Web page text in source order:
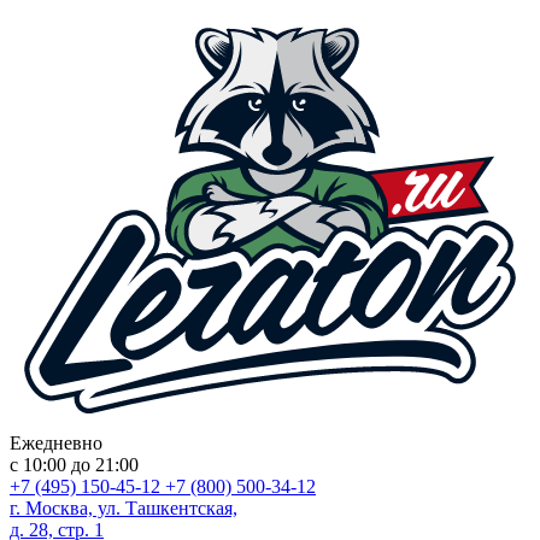
Ежедневно
с 10:00 до 21:00
+7 (495) 150-45-12 +7 (800) 500-34-12
г. Москва, ул. Ташкентская,
д. 28, стр. 1